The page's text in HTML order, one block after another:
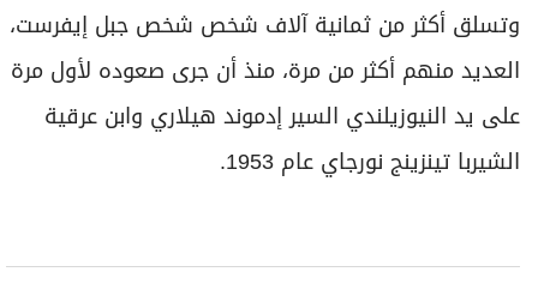
وتسلق أكثر ‌من ثمانية آلاف شخص شخص ‌جبل إيفرست،
العديد منهم أكثر من مرة، منذ أن جرى صعوده لأول مرة
على ⁠يد النيوزيلندي السير إدموند هيلاري وابن عرقية
الشيربا تينزينج نورجاي ​عام 1953.